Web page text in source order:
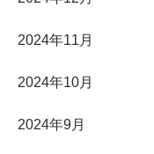
2024年11月
2024年10月
2024年9月